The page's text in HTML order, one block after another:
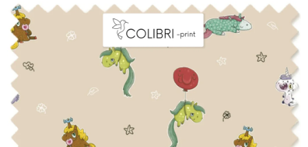
produktu
je
0,0
z
hvězdiček.